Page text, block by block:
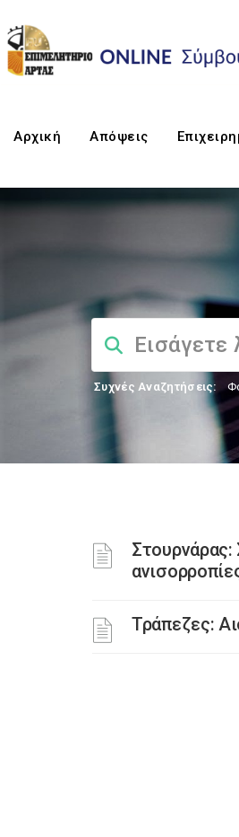
Αρχική Απόψεις
Συχνές Αναζητήσεις:
Στουρνάρας:
Τράπεζες: